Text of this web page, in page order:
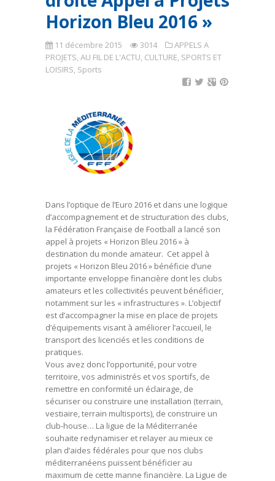
Horizon Bleu 2016 »
11 décembre 2015 3014
APPELS A
PROJETS,AU FIL DE L'ACTU, CULTURE, SPORTS ET
LOISIRS, Sports
Dans l’optique de l’Euro 2016 et dans une logique
d’accompagnement et de structuration des clubs,
la Fédération Française de Football a lancé son
appel à projets « Horizon Bleu 2016 » à
destination du monde amateur. Cet appel à
projets « Horizon Bleu 2016 » bénéficie d’une
importante enveloppe financière dont les clubs
amateurs et les collectivités peuvent bénéficier,
notamment sur les « infrastructures ». L’objectif
est d’accompagner la mise en place de projets
d’équipements visant à améliorer l’accueil, le
transport des licenciés et les conditions de
pratiques.
Vous avez donc l’opportunité, pour votre
territoire, vos administrés et vos sportifs, de
remettre en conformité un éclairage, de
sécuriser ou construire une installation (terrain,
vestiaire, terrain multisports), de construire un
club-house… La ligue de la Méditerranée
souhaite redynamiser et relayer au mieux ce
plan d’aides fédérales pour que nos clubs
méditerranéens puissent bénéficier au
maximum de cette manne financière. La Ligue de